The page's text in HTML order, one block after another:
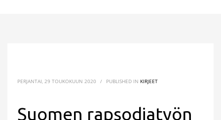
PERJANTAI, 29 TOUKOKUUN 2020 / PUBLISHED IN KIRJEET
Suomen rapsodiatyön